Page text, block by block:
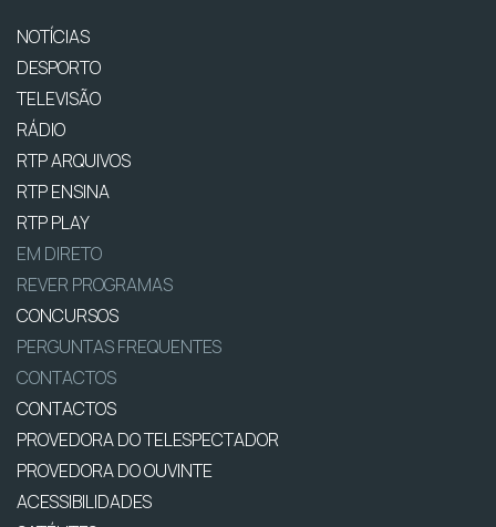
NOTÍCIAS
DESPORTO
TELEVISÃO
RÁDIO
RTP ARQUIVOS
RTP ENSINA
RTP PLAY
EM DIRETO
REVER PROGRAMAS
CONCURSOS
PERGUNTAS FREQUENTES
CONTACTOS
CONTACTOS
PROVEDORA DO TELESPECTADOR
PROVEDORA DO OUVINTE
ACESSIBILIDADES